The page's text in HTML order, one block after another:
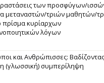
των προσφύγων/
μεταναστών/τριών μαθητών/
πρίσμα κυρίαρχων
λόγων
και Ανθρώπισσες:
(γλωσσική) συμπερίληψη